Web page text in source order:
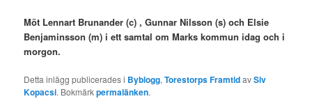
Möt Lennart Brunander (c) , Gunnar Nilsson (s) och Elsie
Benjaminsson (m) i ett samtal om Marks kommun idag och i
morgon.
Detta inlägg publicerades i Byblogg,Torestorps FramtidavSiv
Kopacsi. Bokmärkpermalänken.